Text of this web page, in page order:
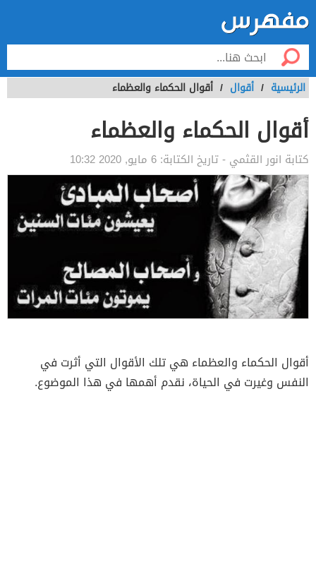
الرئيسية / أقوال / أقوال الحكماء والعظماء
أقوال الحكماء والعظماء
كتابة انور القثمي - تاريخ الكتابة: 6 مايو, 2020 10:32
أقوال الحكماء والعظماء هي تلك الأقوال التي أثرت في
النفس وغيرت في الحياة، نقدم أهمها في هذا الموضوع.